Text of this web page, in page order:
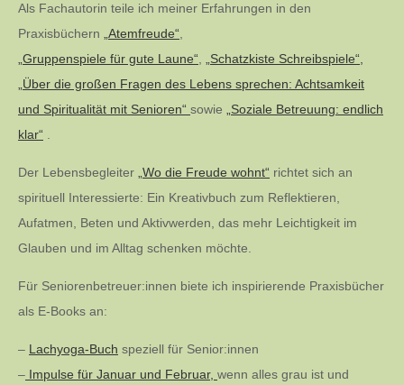
Als Fachautorin teile ich meiner Erfahrungen in den
Praxisbüchern
„Atemfreude“
„Gruppenspiele für gute Laune“
„Schatzkiste Schreibspiele“,
„Über die großen Fragen des Lebens sprechen: Achtsamkeit
und Spiritualität mit Senioren“ sowie
„Soziale Betreuung: endlich
klar“
Der Lebensbegleiter „Wo die Freude wohnt“ richtet sich an
spirituell Interessierte: Ein Kreativbuch zum Reflektieren,
Aufatmen, Beten und Aktivwerden, das mehr Leichtigkeit im
Glauben und im Alltag schenken möchte.
Für Seniorenbetreuer:innen biete ich inspirierende Praxisbücher
als E-Books an:
– Lachyoga-Buch speziell für Senior:innen
– Impulse für Januar und Februar, wenn alles grau ist und